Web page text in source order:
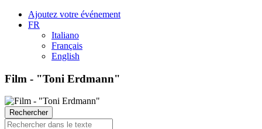
Ajoutez votre événement
FR
Italiano
Français
English
Film - "Toni Erdmann"
Rechercher